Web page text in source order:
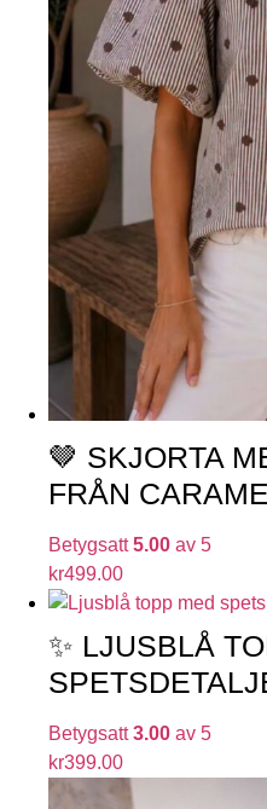
🤎 SKJORTA
FRÅN
Betygsatt5.00 av 5
kr499.00
✨ LJUSBLÅ
Betygsatt3.00 av 5
kr399.00